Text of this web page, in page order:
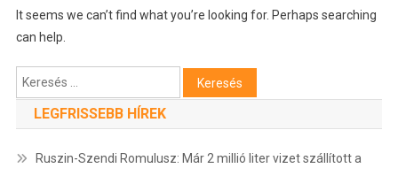
It seems we can’t find what you’re looking for. Perhaps searching
can help.
Keresés:
LEGFRISSEBB HÍREK
Ruszin-Szendi Romulusz: Már 2 millió liter vizet szállított a